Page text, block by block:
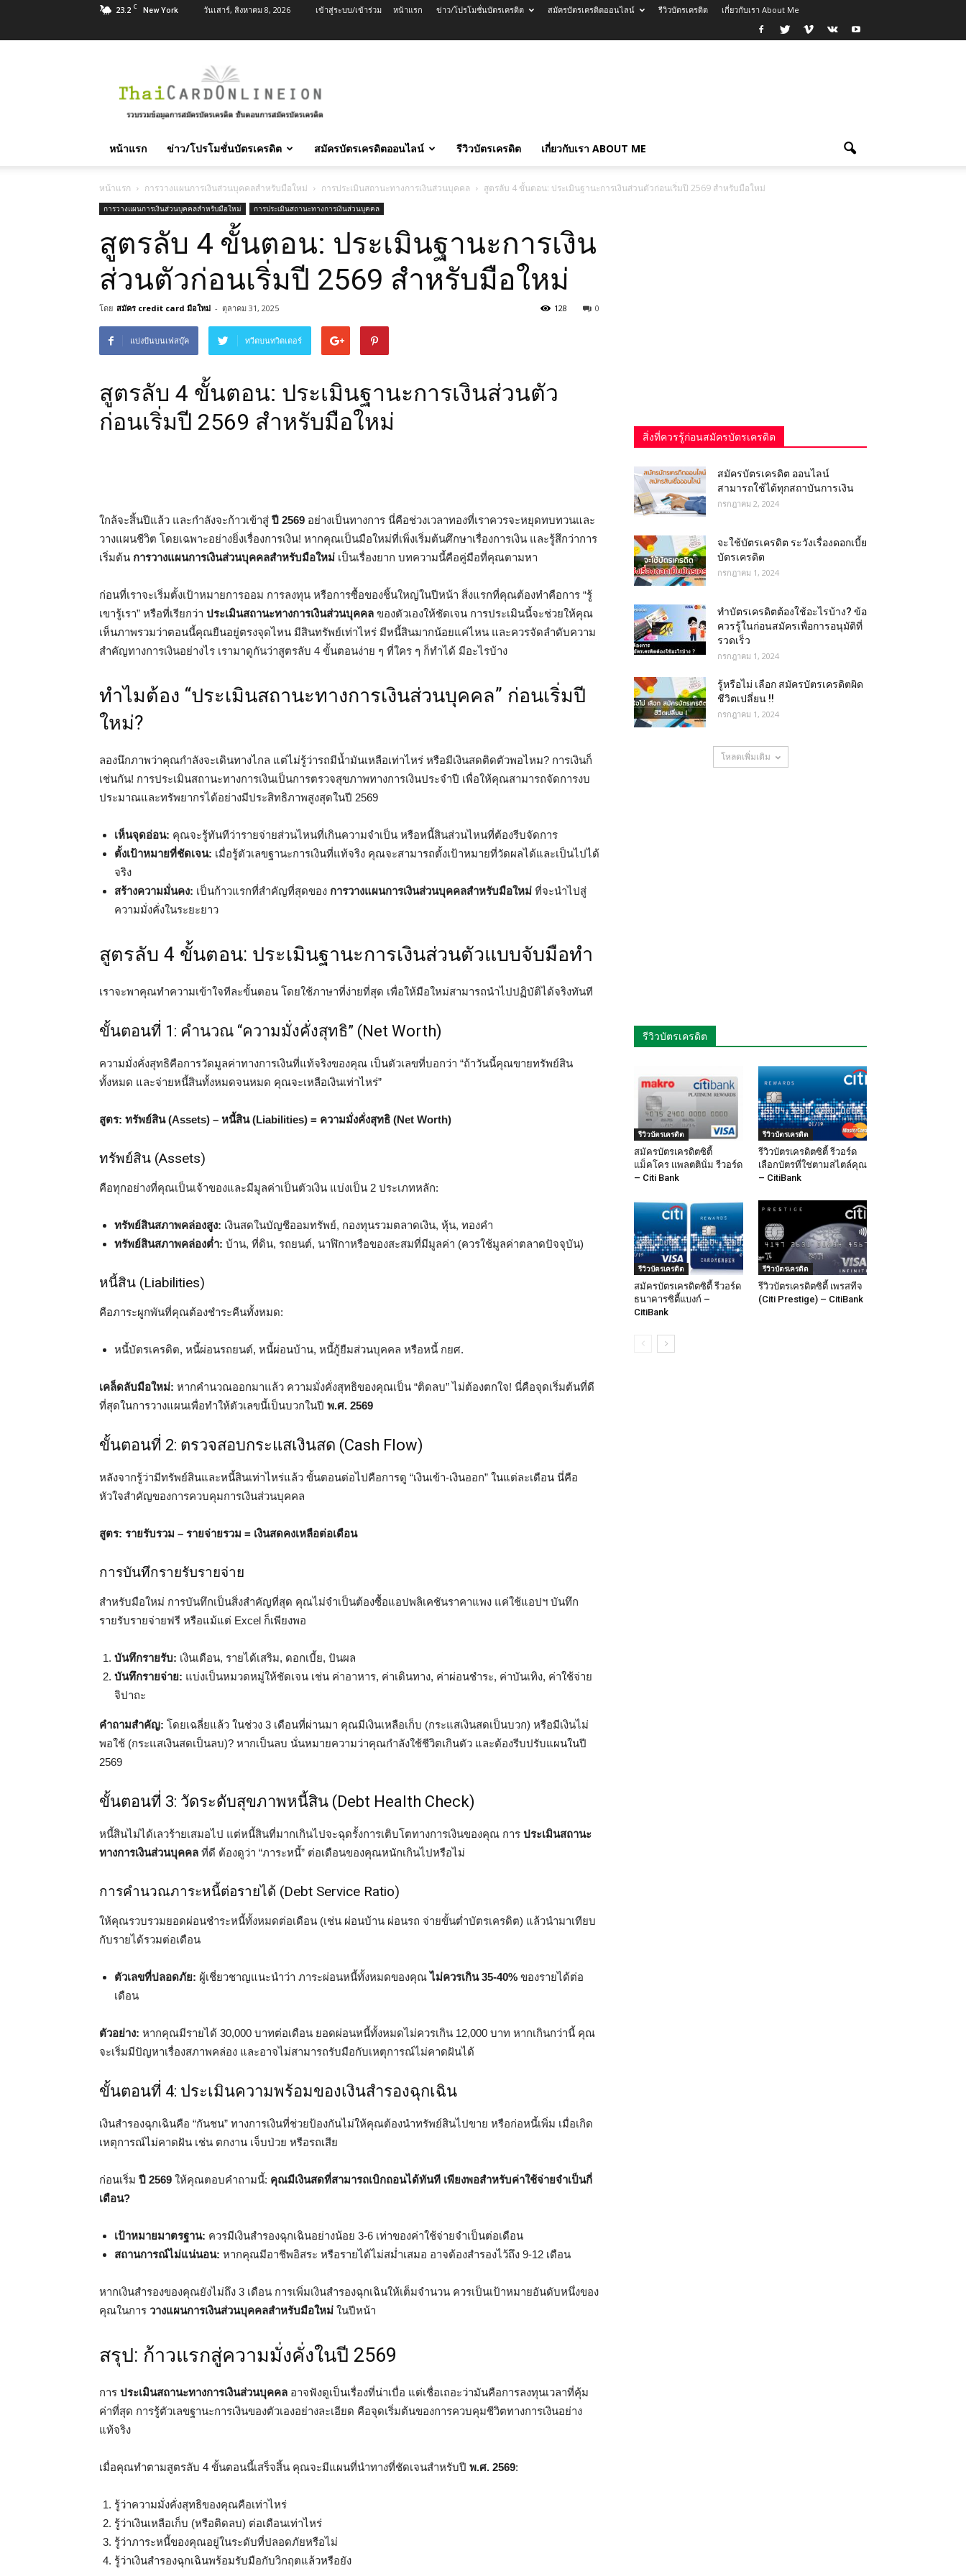
23.2 C New York วันเสาร์, สิงหาคม 8, 2026 เข้าสู่ระบบ/เข้าร่วม หน้าแรก ข่าว/โปรโมชั่นบัตรเครดิต สมัครบัตรเครดิตออนไลน์ รีวิวบัตรเครดิต เกี่ยวกับเรา About Me
เครดิต
บัตร
เงินสด
เชื่อ
บุคคล
ทุก
ธนาคาร
อนุมัติ
บริการ
ฟรี
หน้าแรก ข่าว/โปรโมชั่นบัตรเครดิต สมัครบัตรเครดิตออนไลน์ รีวิวบัตรเครดิต เกี่ยวกับเรา ABOUT ME
หน้าแรก การวางแผนการเงินส่วนบุคคลสำหรับมือใหม่ การประเมินสถานะทางการเงินส่วนบุคคล สูตรลับ 4 ขั้นตอน: ประเมินฐานะการเงินส่วนตัวก่อนเริ่มปี 2569 สำหรับมือใหม่
การวางแผนการเงินส่วนบุคคลสำหรับมือใหม่ การประเมินสถานะทางการเงินส่วนบุคคล
สูตรลับ 4 ขั้นตอน: ประเมินฐานะการเงิน
ส่วนตัวก่อนเริ่มปี 2569 สำหรับมือใหม่
โดย สมัคร credit card มือใหม่ - ตุลาคม 31, 2025 0
128
แบ่งปันบนเฟสบุ๊ค ทวีตบนทวิตเตอร์
สูตรลับ 4 ขั้นตอน: ประเมินฐานะการเงินส่วนตัว
ก่อนเริ่มปี 2569 สำหรับมือใหม่
ใกล้จะสิ้นปีแล้ว และกำลังจะก้าวเข้าสู่ ปี 2569 อย่างเป็นทางการ นี่คือช่วงเวลาทองที่เราควรจะหยุดทบทวนและ
วางแผนชีวิต โดยเฉพาะอย่างยิ่งเรื่องการเงิน! หากคุณเป็นมือใหม่ที่เพิ่งเริ่มต้นศึกษาเรื่องการเงิน และรู้สึกว่าการ
เริ่มต้น การวางแผนการเงินส่วนบุคคลสำหรับมือใหม่ เป็นเรื่องยาก บทความนี้คือคู่มือที่คุณตามหา
ก่อนที่เราจะเริ่มตั้งเป้าหมายการออม การลงทุน หรือการซื้อของชิ้นใหญ่ในปีหน้า สิ่งแรกที่คุณต้องทำคือการ “รู้
เขารู้เรา” หรือที่เรียกว่า ประเมินสถานะทางการเงินส่วนบุคคล ของตัวเองให้ชัดเจน การประเมินนี้จะช่วยให้คุณ
เห็นภาพรวมว่าตอนนี้คุณยืนอยู่ตรงจุดไหน มีสินทรัพย์เท่าไหร่ มีหนี้สินมากน้อยแค่ไหน และควรจัดลำดับความ
สำคัญทางการเงินอย่างไร เรามาดูกันว่าสูตรลับ 4 ขั้นตอนง่าย ๆ ที่ใคร ๆ ก็ทำได้ มีอะไรบ้าง
ทำไมต้อง “ประเมินสถานะทางการเงินส่วนบุคคล” ก่อนเริ่มปี
ใหม่?
ลองนึกภาพว่าคุณกำลังจะเดินทางไกล แต่ไม่รู้ว่ารถมีน้ำมันเหลือเท่าไหร่ หรือมีเงินสดติดตัวพอไหม? การเงินก็
เช่นกัน! การประเมินสถานะทางการเงินเป็นการตรวจสุขภาพทางการเงินประจำปี เพื่อให้คุณสามารถจัดการงบ
ประมาณและทรัพยากรได้อย่างมีประสิทธิภาพสูงสุดในปี 2569
เห็นจุดอ่อน: คุณจะรู้ทันทีว่ารายจ่ายส่วนไหนที่เกินความจำเป็น หรือหนี้สินส่วนไหนที่ต้องรีบจัดการ
ตั้งเป้าหมายที่ชัดเจน: เมื่อรู้ตัวเลขฐานะการเงินที่แท้จริง คุณจะสามารถตั้งเป้าหมายที่วัดผลได้และเป็นไปได้
จริง
สร้างความมั่นคง: เป็นก้าวแรกที่สำคัญที่สุดของ การวางแผนการเงินส่วนบุคคลสำหรับมือใหม่ ที่จะนำไปสู่
ความมั่งคั่งในระยะยาว
สูตรลับ 4 ขั้นตอน: ประเมินฐานะการเงินส่วนตัวแบบจับมือทำ
เราจะพาคุณทำความเข้าใจทีละขั้นตอน โดยใช้ภาษาที่ง่ายที่สุด เพื่อให้มือใหม่สามารถนำไปปฏิบัติได้จริงทันที
ขั้นตอนที่ 1: คำนวณ “ความมั่งคั่งสุทธิ” (Net Worth)
ความมั่งคั่งสุทธิคือการวัดมูลค่าทางการเงินที่แท้จริงของคุณ เป็นตัวเลขที่บอกว่า “ถ้าวันนี้คุณขายทรัพย์สิน
ทั้งหมด และจ่ายหนี้สินทั้งหมดจนหมด คุณจะเหลือเงินเท่าไหร่”
สูตร: ทรัพย์สิน (Assets) – หนี้สิน (Liabilities) = ความมั่งคั่งสุทธิ (Net Worth)
ทรัพย์สิน (Assets)
คือทุกอย่างที่คุณเป็นเจ้าของและมีมูลค่าเป็นตัวเงิน แบ่งเป็น 2 ประเภทหลัก:
ทรัพย์สินสภาพคล่องสูง: เงินสดในบัญชีออมทรัพย์, กองทุนรวมตลาดเงิน, หุ้น, ทองคำ
ทรัพย์สินสภาพคล่องต่ำ: บ้าน, ที่ดิน, รถยนต์, นาฬิกาหรือของสะสมที่มีมูลค่า (ควรใช้มูลค่าตลาดปัจจุบัน)
หนี้สิน (Liabilities)
คือภาระผูกพันที่คุณต้องชำระคืนทั้งหมด:
หนี้บัตรเครดิต, หนี้ผ่อนรถยนต์, หนี้ผ่อนบ้าน, หนี้กู้ยืมส่วนบุคคล หรือหนี้ กยศ.
เคล็ดลับมือใหม่: หากคำนวณออกมาแล้ว ความมั่งคั่งสุทธิของคุณเป็น “ติดลบ” ไม่ต้องตกใจ! นี่คือจุดเริ่มต้นที่ดี
ที่สุดในการวางแผนเพื่อทำให้ตัวเลขนี้เป็นบวกในปี พ.ศ. 2569
ขั้นตอนที่ 2: ตรวจสอบกระแสเงินสด (Cash Flow)
หลังจากรู้ว่ามีทรัพย์สินและหนี้สินเท่าไหร่แล้ว ขั้นตอนต่อไปคือการดู “เงินเข้า-เงินออก” ในแต่ละเดือน นี่คือ
หัวใจสำคัญของการควบคุมการเงินส่วนบุคคล
สูตร: รายรับรวม – รายจ่ายรวม = เงินสดคงเหลือต่อเดือน
การบันทึกรายรับรายจ่าย
สำหรับมือใหม่ การบันทึกเป็นสิ่งสำคัญที่สุด คุณไม่จำเป็นต้องซื้อแอปพลิเคชันราคาแพง แค่ใช้แอปฯ บันทึก
รายรับรายจ่ายฟรี หรือแม้แต่ Excel ก็เพียงพอ
บันทึกรายรับ: เงินเดือน, รายได้เสริม, ดอกเบี้ย, ปันผล
บันทึกรายจ่าย: แบ่งเป็นหมวดหมู่ให้ชัดเจน เช่น ค่าอาหาร, ค่าเดินทาง, ค่าผ่อนชำระ, ค่าบันเทิง, ค่าใช้จ่าย
จิปาถะ
คำถามสำคัญ: โดยเฉลี่ยแล้ว ในช่วง 3 เดือนที่ผ่านมา คุณมีเงินเหลือเก็บ (กระแสเงินสดเป็นบวก) หรือมีเงินไม่
พอใช้ (กระแสเงินสดเป็นลบ)? หากเป็นลบ นั่นหมายความว่าคุณกำลังใช้ชีวิตเกินตัว และต้องรีบปรับแผนในปี
2569
ขั้นตอนที่ 3: วัดระดับสุขภาพหนี้สิน (Debt Health Check)
หนี้สินไม่ได้เลวร้ายเสมอไป แต่หนี้สินที่มากเกินไปจะฉุดรั้งการเติบโตทางการเงินของคุณ การ ประเมินสถานะ
ทางการเงินส่วนบุคคล ที่ดี ต้องดูว่า “ภาระหนี้” ต่อเดือนของคุณหนักเกินไปหรือไม่
การคำนวณภาระหนี้ต่อรายได้ (Debt Service Ratio)
ให้คุณรวบรวมยอดผ่อนชำระหนี้ทั้งหมดต่อเดือน (เช่น ผ่อนบ้าน ผ่อนรถ จ่ายขั้นต่ำบัตรเครดิต) แล้วนำมาเทียบ
กับรายได้รวมต่อเดือน
ตัวเลขที่ปลอดภัย: ผู้เชี่ยวชาญแนะนำว่า ภาระผ่อนหนี้ทั้งหมดของคุณไม่ควรเกิน 35-40% ของรายได้ต่อ
เดือน
ตัวอย่าง: หากคุณมีรายได้ 30,000 บาทต่อเดือน ยอดผ่อนหนี้ทั้งหมดไม่ควรเกิน 12,000 บาท หากเกินกว่านี้ คุณ
จะเริ่มมีปัญหาเรื่องสภาพคล่อง และอาจไม่สามารถรับมือกับเหตุการณ์ไม่คาดฝันได้
ขั้นตอนที่ 4: ประเมินความพร้อมของเงินสำรองฉุกเฉิน
เงินสำรองฉุกเฉินคือ “กันชน” ทางการเงินที่ช่วยป้องกันไม่ให้คุณต้องนำทรัพย์สินไปขาย หรือก่อหนี้เพิ่ม เมื่อเกิด
เหตุการณ์ไม่คาดฝัน เช่น ตกงาน เจ็บป่วย หรือรถเสีย
ก่อนเริ่ม ปี 2569 ให้คุณตอบคำถามนี้: คุณมีเงินสดที่สามารถเบิกถอนได้ทันที เพียงพอสำหรับค่าใช้จ่ายจำเป็นกี่
เดือน?
เป้าหมายมาตรฐาน: ควรมีเงินสำรองฉุกเฉินอย่างน้อย 3-6 เท่าของค่าใช้จ่ายจำเป็นต่อเดือน
สถานการณ์ไม่แน่นอน: หากคุณมีอาชีพอิสระ หรือรายได้ไม่สม่ำเสมอ อาจต้องสำรองไว้ถึง 9-12 เดือน
หากเงินสำรองของคุณยังไม่ถึง 3 เดือน การเพิ่มเงินสำรองฉุกเฉินให้เต็มจำนวน ควรเป็นเป้าหมายอันดับหนึ่งของ
คุณในการ วางแผนการเงินส่วนบุคคลสำหรับมือใหม่ ในปีหน้า
สรุป: ก้าวแรกสู่ความมั่งคั่งในปี 2569
การ ประเมินสถานะทางการเงินส่วนบุคคล อาจฟังดูเป็นเรื่องที่น่าเบื่อ แต่เชื่อเถอะว่ามันคือการลงทุนเวลาที่คุ้ม
ค่าที่สุด การรู้ตัวเลขฐานะการเงินของตัวเองอย่างละเอียด คือจุดเริ่มต้นของการควบคุมชีวิตทางการเงินอย่าง
แท้จริง
เมื่อคุณทำตามสูตรลับ 4 ขั้นตอนนี้เสร็จสิ้น คุณจะมีแผนที่นำทางที่ชัดเจนสำหรับปี พ.ศ. 2569:
รู้ว่าความมั่งคั่งสุทธิของคุณคือเท่าไหร่
รู้ว่าเงินเหลือเก็บ (หรือติดลบ) ต่อเดือนเท่าไหร่
รู้ว่าภาระหนี้ของคุณอยู่ในระดับที่ปลอดภัยหรือไม่
รู้ว่าเงินสำรองฉุกเฉินพร้อมรับมือกับวิกฤตแล้วหรือยัง
สิ่งที่ควรรู้ก่อนสมัครบัตรเครดิต
สมัครบัตรเครดิต ออนไลน์
สามารถใช้ได้ทุกสถาบันการเงิน
กรกฎาคม 2, 2024
จะใช้บัตรเครดิต ระวังเรื่องดอกเบี้ย
บัตรเครดิต
กรกฎาคม 1, 2024
ทําบัตรเครดิตต้องใช้อะไรบ้าง? ข้อ
ควรรู้ในก่อนสมัครเพื่อการอนุมัติที่
รวดเร็ว
กรกฎาคม 1, 2024
รู้หรือไม่ เลือก สมัครบัตรเครดิตผิด
ชีวิตเปลี่ยน !!
กรกฎาคม 1, 2024
โหลดเพิ่มเติม
รีวิวบัตรเครดิต
รีวิวบัตรเครดิต
สมัครบัตรเครดิตซิตี้
แม็คโคร แพลตตินั่ม รีวอร์ด
– Citi Bank
รีวิวบัตรเครดิต
รีวิวบัตรเครดิตซิตี้ รีวอร์ด
เลือกบัตรที่ใช่ตามสไตล์คุณ
– CitiBank
รีวิวบัตรเครดิต
สมัครบัตรเครดิตซิตี้ รีวอร์ด
ธนาคารซิตี้แบงก์ –
CitiBank
รีวิวบัตรเครดิต
รีวิวบัตรเครดิตซิตี้ เพรสทีจ
(Citi Prestige) – CitiBank